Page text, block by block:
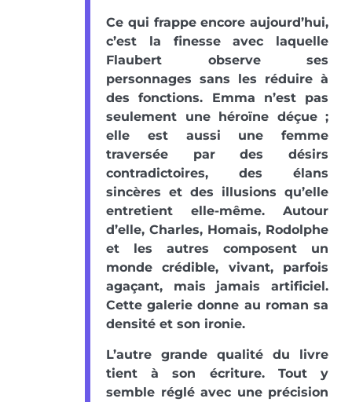
Ce qui frappe encore aujourd’hui,
c’est la finesse avec laquelle
Flaubert observe ses
personnages sans les réduire à
des fonctions. Emma n’est pas
seulement une héroïne déçue ;
elle est aussi une femme
traversée par des désirs
contradictoires, des élans
sincères et des illusions qu’elle
entretient elle-même. Autour
d’elle, Charles, Homais, Rodolphe
et les autres composent un
monde crédible, vivant, parfois
agaçant, mais jamais artificiel.
Cette galerie donne au roman sa
densité et son ironie.
L’autre grande qualité du livre
tient à son écriture. Tout y
semble réglé avec une précision